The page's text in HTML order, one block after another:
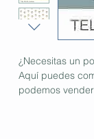
¿Necesitas un
Aquí puedes
podemos